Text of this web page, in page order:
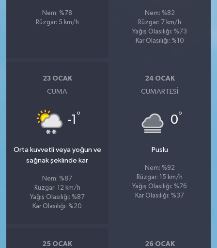
Nem: %78
Rüzgar: 5 km/h
Nem: %82
Rüzgar: 7 km/h
Yağış Olasılığı: %73
Kar Olasılığı: %10
23 OCAK
CUMA
-1 °
Orta kuvvetli veya yoğun ve
sağnak şeklinde kar
Nem: %87
Rüzgar: 12 km/h
Yağış Olasılığı: %87
Kar Olasılığı: %20
24 OCAK
CUMARTESI
0°
Puslu
Nem: %92
Rüzgar: 15 km/h
Yağış Olasılığı: %76
Kar Olasılığı: %37
25 OCAK 26 OCAK